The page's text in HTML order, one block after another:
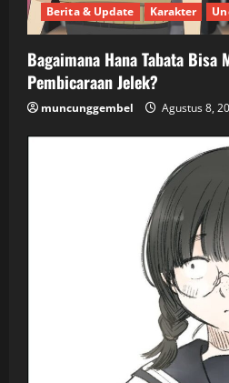
Berita & Update Karakter
Bagaimana Hana Tabata Bisa
Pembicaraan Jelek?
muncunggembel Agustus 8,